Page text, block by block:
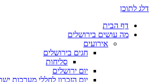
דלג לתוכן
דף הבית
מה עושים בירושלים
אירועים
חגים בירושלים
סליחות
יום ירושלים
יום הזכרון לחללי מערכות